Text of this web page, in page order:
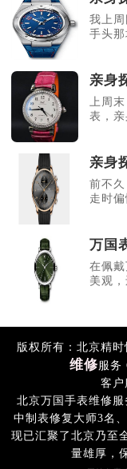
我上
手头
亲身
上周
表，
亲身
前不
走时
万国
在佩
美观
版权所有：北京精
维修服务
客户
北京万国手表维修
中制表修复大师3名
现已汇聚了北京乃至
量雄厚，